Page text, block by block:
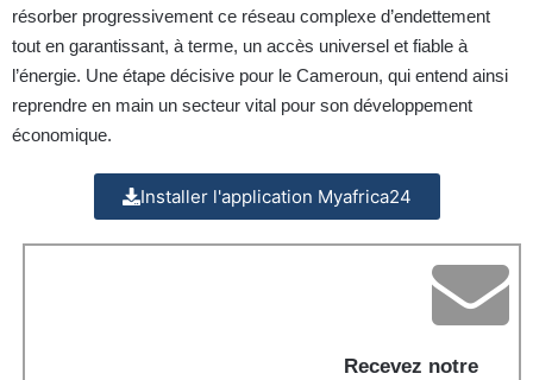
résorber progressivement ce réseau complexe d’endettement
tout en garantissant, à terme, un accès universel et fiable à
l’énergie. Une étape décisive pour le Cameroun, qui entend ainsi
reprendre en main un secteur vital pour son développement
économique.
Installer l'application Myafrica24
Recevez notre